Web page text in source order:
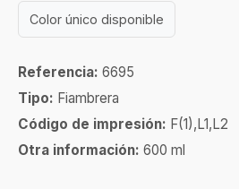
Color único disponible
Referencia: 6695
Tipo: Fiambrera
Código de impresión: F(1),L1,L2
Otra información: 600 ml